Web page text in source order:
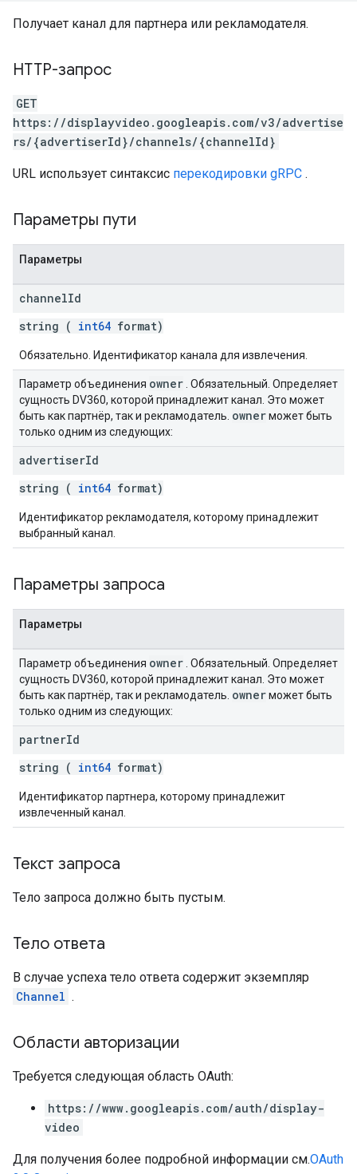
Получает канал для партнера или рекламодателя.
HTTP-запрос
GET
https://displayvideo.googleapis.com/v3/advertise
rs/{advertiserId}/channels/{channelId}
URL использует синтаксис перекодировки gRPC .
Параметры пути
Параметры
channelId
string ( int64 format)
Обязательно. Идентификатор канала для извлечения.
Параметр объединения owner . Обязательный. Определяет
сущность DV360, которой принадлежит канал. Это может
быть как партнёр, так и рекламодатель. ownerможет быть
только одним из следующих:
advertiserId
string ( int64 format)
Идентификатор рекламодателя, которому принадлежит
выбранный канал.
Параметры запроса
Параметры
Параметр объединения owner . Обязательный. Определяет
сущность DV360, которой принадлежит канал. Это может
быть как партнёр, так и рекламодатель. ownerможет быть
только одним из следующих:
partnerId
string ( int64 format)
Идентификатор партнера, которому принадлежит
извлеченный канал.
Текст запроса
Тело запроса должно быть пустым.
Тело ответа
В случае успеха тело ответа содержит экземпляр
Channel .
Области авторизации
Требуется следующая область OAuth:
https://www.googleapis.com/auth/display-
video
Для получения более подробной информации см.OAuth